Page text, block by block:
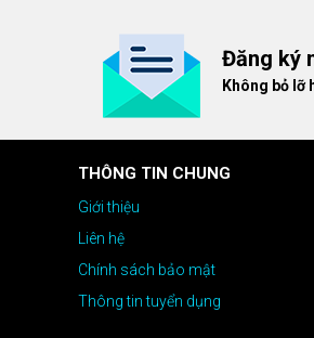
Đăng ký
Không bỏ lỡ
THÔNG TIN CHUNG
Giới thiệu
Liên hệ
Chính sách bảo mật
Thông tin tuyển dụng